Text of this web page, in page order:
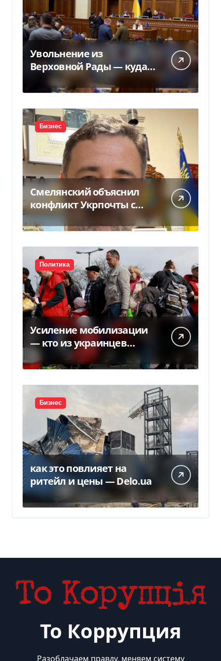
Увольнение из
Верховной Рады — куда
исчез 71 народный
депутат за семь лет
Бизнес
Смелянский объяснил
конфликт Укрпочты с
НБУ из-за платежек
Политика
Усиление мобилизации
— кто из украинцев
потеряет право на
временную защиту в ЕС
Бизнес
как это повлияет на
ритейл и цены — Delo.ua
То Коррупция
Разоблачаем правду, меняем систему